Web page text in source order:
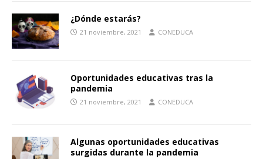
¿Dónde estarás?
21 noviembre, 2021 CONEDUCA
Oportunidades educativas tras la
pandemia
21 noviembre, 2021 CONEDUCA
Algunas oportunidades educativas
surgidas durante la pandemia